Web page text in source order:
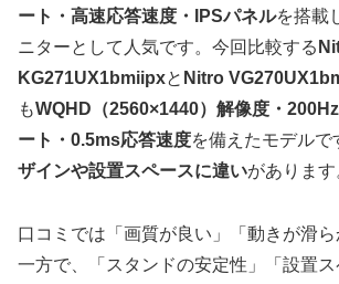
ート・高速応答速度・IPSパネルを搭載
ニターとして人気です。今回比較する
KG271UX1bmiipxと Nitro
もWQHD（2560×1440）解像度・
ート・0.5ms応答速度を備えたモデルで
ザインや設置スペースに違いがあります
口コミでは「画質が良い」「動きが滑
一方で、「スタンドの安定性」「設置